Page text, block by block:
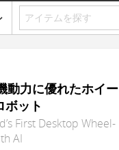
動力に優れたホイー
ボット
First Desktop Wheel-
AI